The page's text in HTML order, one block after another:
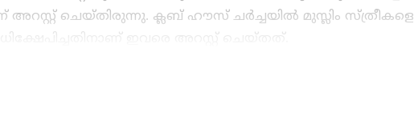
അറസ്റ്റ് ചെയ്തിരുന്നു. ക്ലബ് ഹൗസ് ചര്‍ച്ചയില്‍ മുസ്ലിം സ്ത്രീകളെ
ഇവരെ അറസ്റ്റ് ചെയ്തത്.